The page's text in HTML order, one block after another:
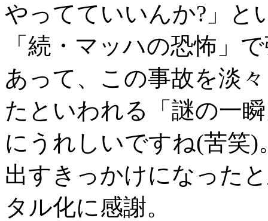
やってていいんか?」と
「続・マッハの恐怖」
あって、この事故を淡
たといわれる「謎の一
にうれしいですね(苦笑
出すきっかけになった
タル化に感謝。